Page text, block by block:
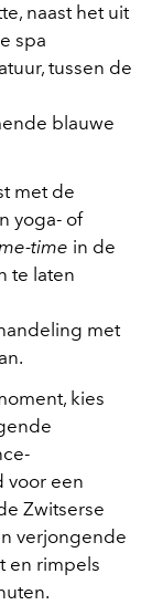
naast het uit
spa
tussen de
blauwe
met de
yoga- of
time in de
te laten
met
kies
voor een
Zwitserse
verjongende
en rimpels